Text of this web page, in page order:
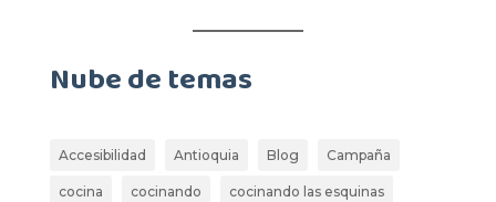
Nube de temas
Accesibilidad Antioquia Blog Campaña
cocina cocinando cocinando las esquinas